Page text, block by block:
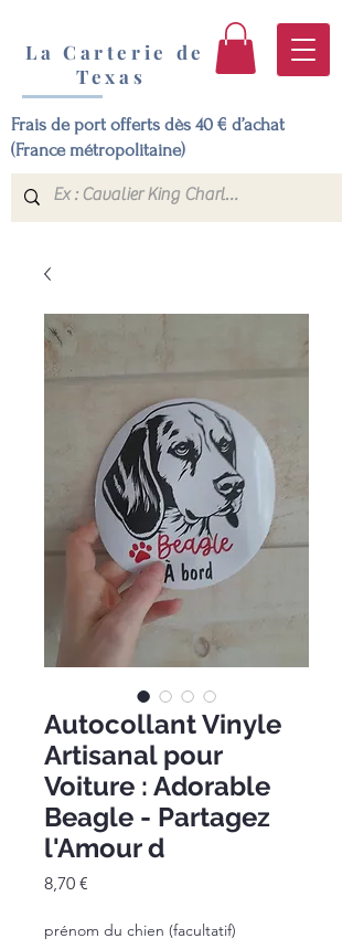
La Carterie de
Texas
Frais de port offerts dès 40 € d’achat
(France métropolitaine)
Autocollant Vinyle
Artisanal pour
Voiture : Adorable
Beagle - Partagez
l'Amour d
8,70 €
prénom du chien (facultatif)